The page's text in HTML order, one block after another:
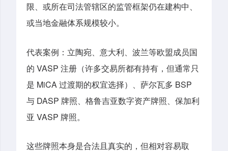
限、或所在司法管辖区的监管框架仍在建构中、
或当地金融体系规模较小。
代表案例：立陶宛、意大利、波兰等欧盟成员国
的 VASP 注册（许多交易所都有持有，但通常只
是 MiCA 过渡期的权宜选择）、萨尔瓦多 BSP
与 DASP 牌照、格鲁吉亚数字资产牌照、保加利
亚 VASP 牌照。
这些牌照本身是合法且真实的，但相对容易取